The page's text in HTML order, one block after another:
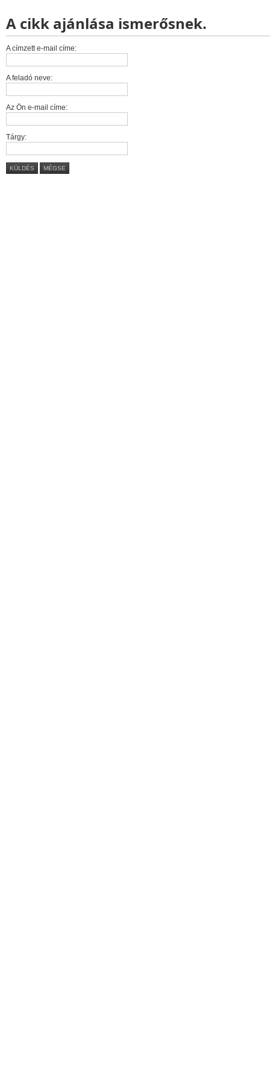
A cikk ajánlása ismerősnek.
A címzett e-mail címe:
A feladó neve:
Az Ön e-mail címe:
Tárgy:
KÜLDÉS MÉGSE